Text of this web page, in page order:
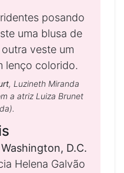
, Luzineth Miranda
a atriz Luiza Brunet
D.C.
Helena Galvão